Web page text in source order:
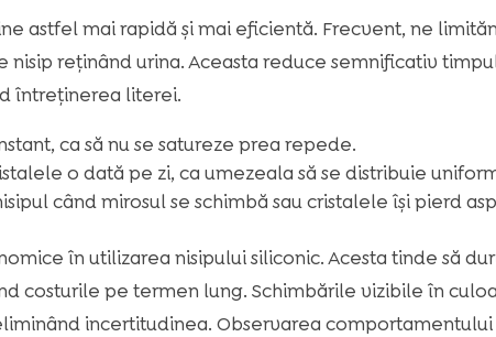
astfel mai rapidă și mai eficientă. Frecvent, ne
nisip reținând urina. Aceasta reduce semnificativ
întreținerea literei.
ca să nu se satureze prea repede.
o dată pe zi, ca umezeala să se distribuie
când mirosul se schimbă sau cristalele își pierd
în utilizarea nisipului siliconic. Acesta tinde să
costurile pe termen lung. Schimbările vizibile în
incertitudinea. Observarea comportamentului